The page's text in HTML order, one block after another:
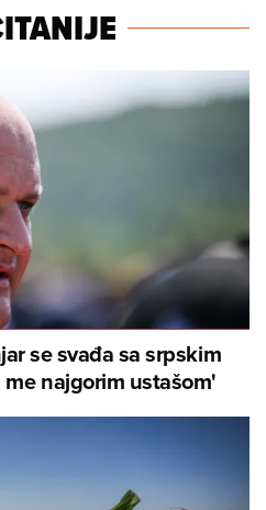
se svađa sa srpskim
najgorim ustašom'